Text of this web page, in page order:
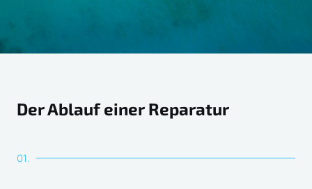
Der Ablauf einer Reparatur
01.